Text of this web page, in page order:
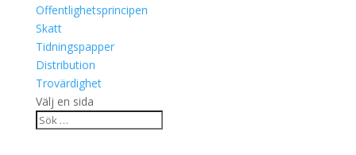
Offentlighetsprincipen
Skatt
Tidningspapper
Distribution
Trovärdighet
Välj en sida